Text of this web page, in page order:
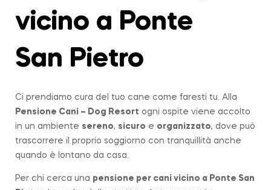
vicino a Ponte
San Pietro
Ci prendiamo cura del tuo cane come faresti tu. Alla
Pensione Cani – Dog Resort ogni ospite viene accolto
in un ambiente sereno, sicuro e organizzato, dove può
trascorrere il proprio soggiorno con tranquillità anche
quando è lontano da casa.
Per chi cerca una pensione per cani vicino a Ponte San